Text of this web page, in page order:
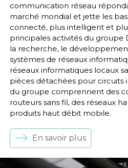
communication réseau
marché mondial et jette les
connecté, plus intelligent et
principales activités du
la recherche, le
systèmes de réseaux
réseaux informatiques locaux
pièces détachées pour circuits
du groupe comprennent des
routeurs sans fil, des réseaux
produits haut débit mobile.
En savoir plus